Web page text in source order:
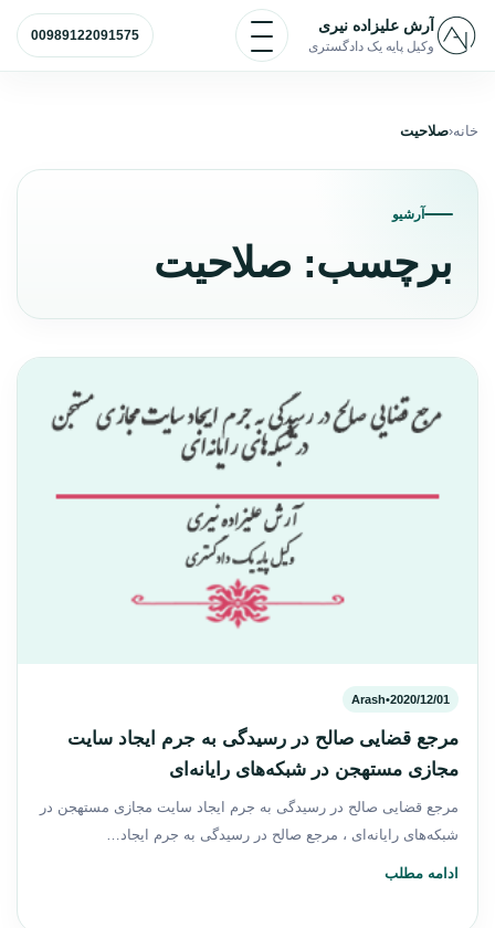
پرش به محتوا
آرش علیزاده نیری
وکیل پایه یک دادگستری
باز و بسته کردن منو 00989122091575
خانه صلاحیت
آرشیو
برچسب: صلاحیت
2020/12/01
•
Arash
مرجع قضایی صالح در رسیدگی به جرم ایجاد سایت
مجازی مستهجن در شبکه‌های رایانه‌ای
مرجع قضایی صالح در رسیدگی به جرم ایجاد سایت مجازی مستهجن در
شبکه‌های رایانه‌ای ، مرجع صالح در رسیدگی به جرم ایجاد…
ادامه مطلب